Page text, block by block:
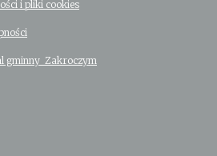
i pliki cookies
gminny Zakroczym